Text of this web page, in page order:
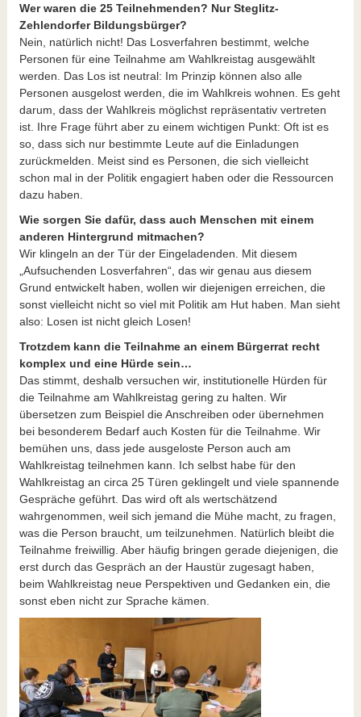
Wer waren die 25 Teilnehmenden? Nur Steglitz-
Zehlendorfer Bildungsbürger?
Nein, natürlich nicht! Das Losverfahren bestimmt, welche
Personen für eine Teilnahme am Wahlkreistag ausgewählt
werden. Das Los ist neutral: Im Prinzip können also alle
Personen ausgelost werden, die im Wahlkreis wohnen. Es geht
darum, dass der Wahlkreis möglichst repräsentativ vertreten
ist. Ihre Frage führt aber zu einem wichtigen Punkt: Oft ist es
so, dass sich nur bestimmte Leute auf die Einladungen
zurückmelden. Meist sind es Personen, die sich vielleicht
schon mal in der Politik engagiert haben oder die Ressourcen
dazu haben.
Wie sorgen Sie dafür, dass auch Menschen mit einem
anderen Hintergrund mitmachen?
Wir klingeln an der Tür der Eingeladenden. Mit diesem
„Aufsuchenden Losverfahren“, das wir genau aus diesem
Grund entwickelt haben, wollen wir diejenigen erreichen, die
sonst vielleicht nicht so viel mit Politik am Hut haben. Man sieht
also: Losen ist nicht gleich Losen!
Trotzdem kann die Teilnahme an einem Bürgerrat recht
komplex und eine Hürde sein…
Das stimmt, deshalb versuchen wir, institutionelle Hürden für
die Teilnahme am Wahlkreistag gering zu halten. Wir
übersetzen zum Beispiel die Anschreiben oder übernehmen
bei besonderem Bedarf auch Kosten für die Teilnahme. Wir
bemühen uns, dass jede ausgeloste Person auch am
Wahlkreistag teilnehmen kann. Ich selbst habe für den
Wahlkreistag an circa 25 Türen geklingelt und viele spannende
Gespräche geführt. Das wird oft als wertschätzend
wahrgenommen, weil sich jemand die Mühe macht, zu fragen,
was die Person braucht, um teilzunehmen. Natürlich bleibt die
Teilnahme freiwillig. Aber häufig bringen gerade diejenigen, die
erst durch das Gespräch an der Haustür zugesagt haben,
beim Wahlkreistag neue Perspektiven und Gedanken ein, die
sonst eben nicht zur Sprache kämen.